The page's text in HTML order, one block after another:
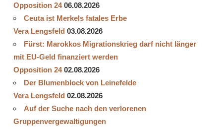
Opposition 24 06.08.2026
Ceuta ist Merkels fatales Erbe
Vera Lengsfeld 03.08.2026
Fürst: Marokkos Migrationskrieg darf nicht länger
mit EU-Geld finanziert werden
Opposition 24 02.08.2026
Der Blumenblock von Leinefelde
Vera Lengsfeld 02.08.2026
Auf der Suche nach den verlorenen
Gruppenvergewaltigungen